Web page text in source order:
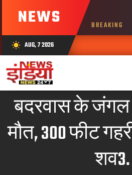
NEWS BREAKING
wb_sunny AUG, 7 2026
बदरवास के जंगल
मौत, 300 फीट
शव3.